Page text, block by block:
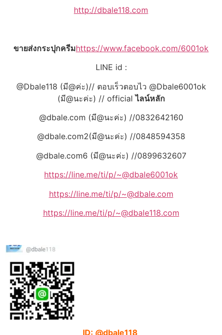
http://dbale118.com
ขายส่งกระปุกครีมhttps://www.facebook.com/6001ok
LINE id :
@Dbale118 (มี@ค่ะ)// ตอบเร็วตอบไว @Dbale6001ok
(มี@นะค่ะ) // officialไลน์หลัก
@dbale.com (มี@นะค่ะ) //0832642160
@dbale.com2(มี@นะค่ะ) //0848594358
@dbale.com6 (มี@นะค่ะ) //0899632607
https://line.me/ti/p/~@dbale6001ok
https://line.me/ti/p/~@dbale.com
https://line.me/ti/p/~@dbale118.com
ID: @dbale118